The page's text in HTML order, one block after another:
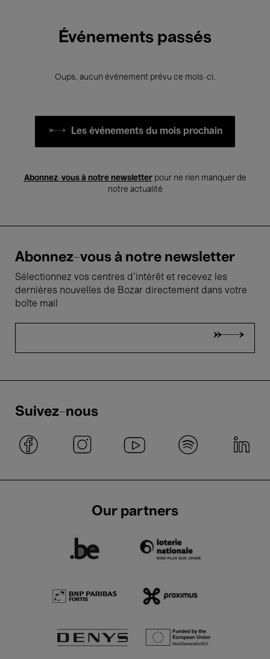
Événements passés
Oups, aucun événement prévu ce mois-ci.
Les événements du mois prochain
Abonnez-vous à notre newsletterpour ne rien manquer de
notre actualité
Abonnez-vous à notre newsletter
Sélectionnez vos centres d'intérêt et recevez les
dernières nouvelles de Bozar directement dans votre
boîte mail
Suivez-nous
Our partners